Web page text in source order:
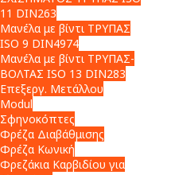
11 DIN263
Μανέλα με βίντι ΤΡΥΠΑΣ
ISO 9 DIN4974
Μανέλα με βίντι ΤΡΥΠΑΣ-
ΒΟΛΤΑΣ ISO 13 DIN283
Επεξεργ. Μετάλλου
Modul
Σφηνοκόπτες
Φρέζα Διαβάθμισης
Φρέζα Κωνική
Φρεζάκια Καρβιδίου για